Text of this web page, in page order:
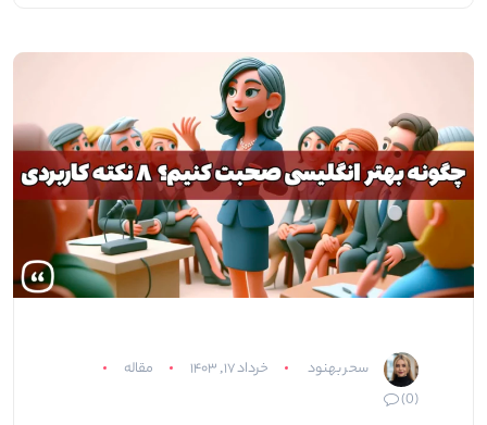
سحر بهنود خرداد ۱۷, ۱۴۰۳
مقاله